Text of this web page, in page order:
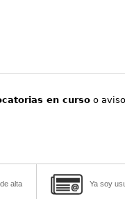
en curso o
alta Ya soy